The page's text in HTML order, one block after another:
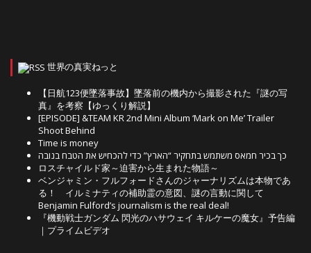
世界の真実ねっと
【日航123便墜落事故】墜落前の機内から撮影された『謎の写
真』を考察【ゆっくり解説】
[EPISODE] &TEAM KR 2nd Mini Album ‘Mark on Me’ Trailer
Shoot Behind
Time is money
כך בכיר חמאס משתמש בתחקיר “הארץ” כדי להכחיש את הטבח בנובה
ロスチャイルド家～迫害から生まれた物語～
ベンジャミン・フルフォードさんのジャーナリズムは本物であ
る！ イルミナティの補助霊の意図、謎の言動に関して
Benjamin Fulford’s journalism is the real deal!
『機動戦士ガンダム 閃光のハサウェイ キルケーの魔女』予告編
｜プライムビデオ